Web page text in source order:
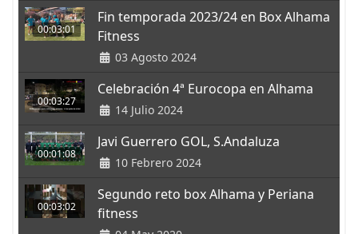
00:03:01
Fin temporada 2023/24 en Box Alhama
Fitness
03 Agosto 2024
00:03:27
Celebración 4ª Eurocopa en Alhama
14 Julio 2024
00:01:08
Javi Guerrero GOL, S.Andaluza
10 Febrero 2024
00:03:02
Segundo reto box Alhama y Periana
fitness